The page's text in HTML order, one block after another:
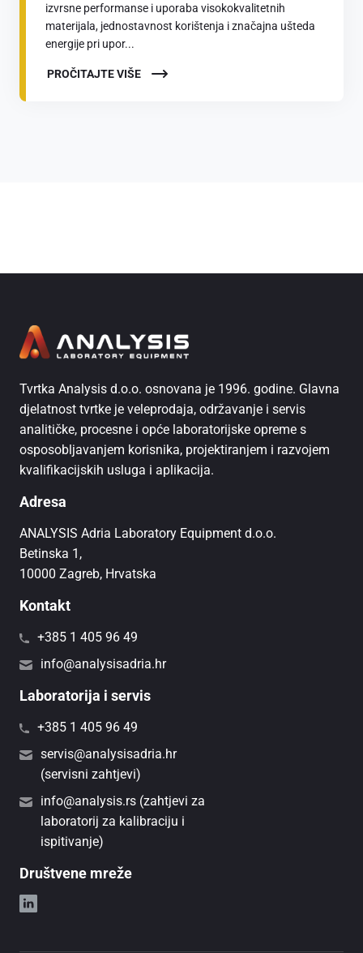
izvrsne performanse i uporaba visokokvalitetnih
materijala, jednostavnost korištenja i značajna ušteda
energije pri upor...
PROČITAJTE VIŠE
Tvrtka Analysis d.o.o. osnovana je 1996. godine. Glavna
djelatnost tvrtke je veleprodaja, održavanje i servis
analitičke, procesne i opće laboratorijske opreme s
osposobljavanjem korisnika, projektiranjem i razvojem
kvalifikacijskih usluga i aplikacija.
Adresa
ANALYSIS Adria Laboratory Equipment d.o.o.
Betinska 1,
10000 Zagreb, Hrvatska
Kontakt
+385 1 405 96 49
info@analysisadria.hr
Laboratorija i servis
+385 1 405 96 49
servis@analysisadria.hr
(servisni zahtjevi)
info@analysis.rs (zahtjevi za
laboratorij za kalibraciju i
ispitivanje)
Društvene mreže